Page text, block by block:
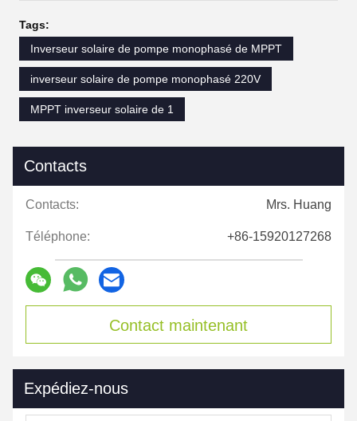
Tags:
Inverseur solaire de pompe monophasé de MPPT
inverseur solaire de pompe monophasé 220V
MPPT inverseur solaire de 1
Contacts
Contacts: Mrs. Huang
Téléphone: +86-15920127268
Contact maintenant
Expédiez-nous